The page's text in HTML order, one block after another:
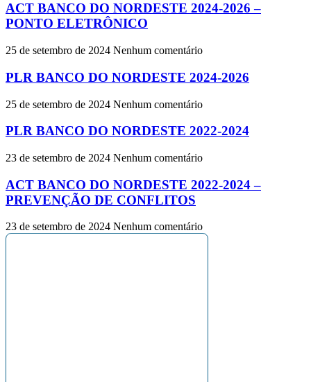
ACT BANCO DO NORDESTE 2024-2026 –
PONTO ELETRÔNICO
25 de setembro de 2024 Nenhum comentário
PLR BANCO DO NORDESTE 2024-2026
25 de setembro de 2024 Nenhum comentário
PLR BANCO DO NORDESTE 2022-2024
23 de setembro de 2024 Nenhum comentário
ACT BANCO DO NORDESTE 2022-2024 –
PREVENÇÃO DE CONFLITOS
23 de setembro de 2024 Nenhum comentário